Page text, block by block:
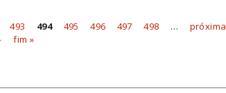
493 494 495 496 497 498 …
próxima
fim »